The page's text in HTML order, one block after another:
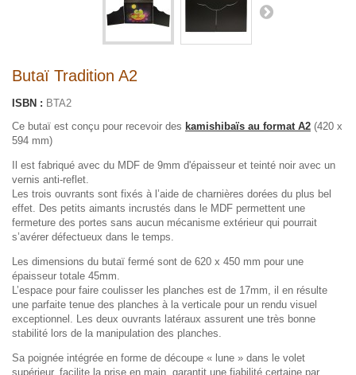
Butaï Tradition A2
ISBN : BTA2
Ce butaï est conçu pour recevoir des kamishibaïs au format A2 (420 x
594 mm)
Il est fabriqué avec du MDF de 9mm d'épaisseur et teinté noir avec un
vernis anti-reflet.
Les trois ouvrants sont fixés à l’aide de charnières dorées du plus bel
effet. Des petits aimants incrustés dans le MDF permettent une
fermeture des portes sans aucun mécanisme extérieur qui pourrait
s’avérer défectueux dans le temps.
Les dimensions du butaï fermé sont de 620 x 450 mm pour une
épaisseur totale 45mm.
L’espace pour faire coulisser les planches est de 17mm, il en résulte
une parfaite tenue des planches à la verticale pour un rendu visuel
exceptionnel. Les deux ouvrants latéraux assurent une très bonne
stabilité lors de la manipulation des planches.
Sa poignée intégrée en forme de découpe « lune » dans le volet
supérieur, facilite la prise en main, garantit une fiabilité certaine par